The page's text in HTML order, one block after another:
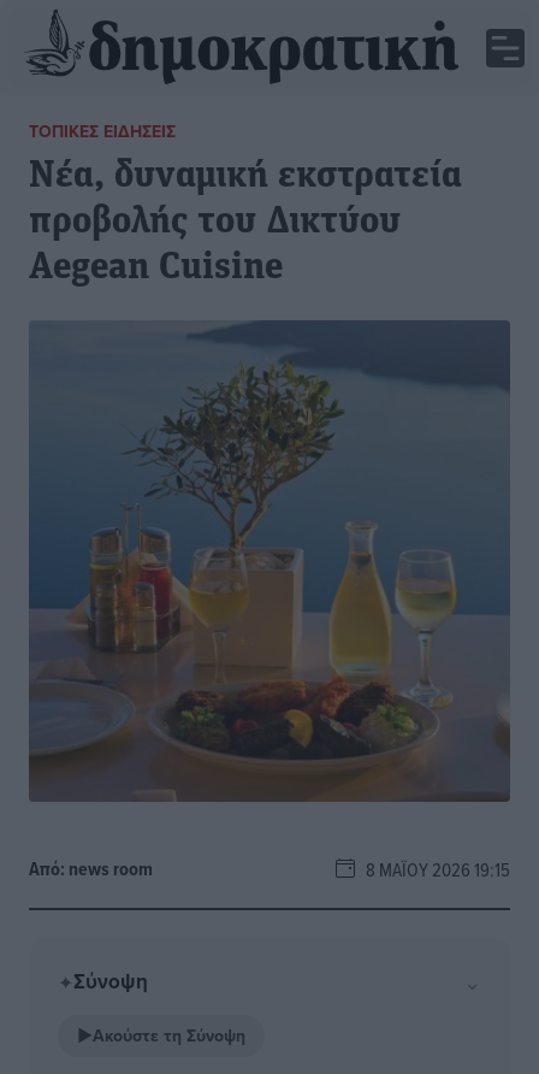
ΤΟΠΙΚΈΣ ΕΙΔΉΣΕΙΣ
Νέα, δυναμική εκστρατεία
προβολής του Δικτύου
Aegean Cuisine
Από: news room 8 ΜΑΪ́ΟΥ 2026 19:15
✦Σύνοψη ⌄
▶Ακούστε τη Σύνοψη